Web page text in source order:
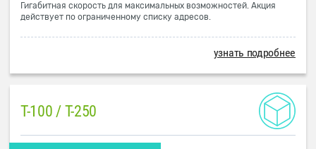
Гигабитная скорость для максимальных возможностей. Акция
действует по ограниченному списку адресов.
узнать подробнее
T-100 / T-250